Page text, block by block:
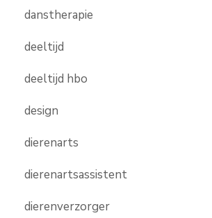
danstherapie
deeltijd
deeltijd hbo
design
dierenarts
dierenartsassistent
dierenverzorger